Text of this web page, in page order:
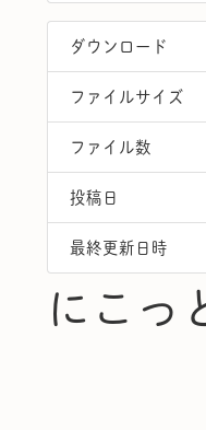
ダウンロード
ファイルサイズ
ファイル数
投稿日
最終更新日時
にこっ